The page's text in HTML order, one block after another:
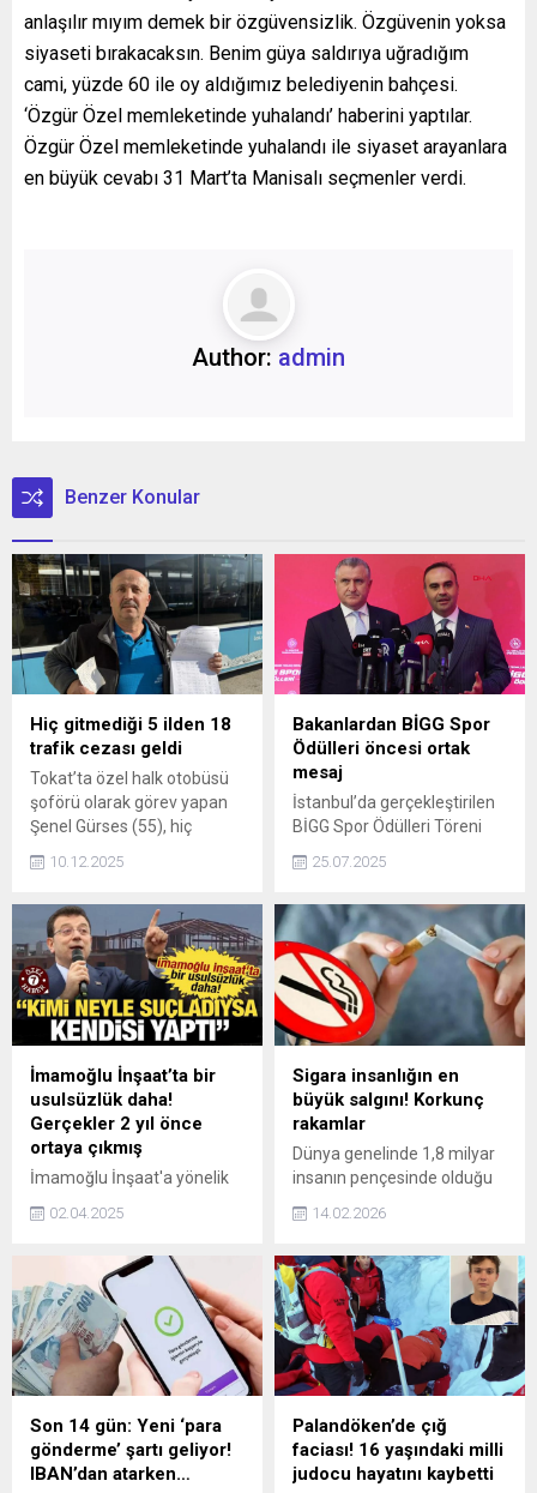
anlaşılır mıyım demek bir özgüvensizlik. Özgüvenin yoksa
siyaseti bırakacaksın. Benim güya saldırıya uğradığım
cami, yüzde 60 ile oy aldığımız belediyenin bahçesi.
‘Özgür Özel memleketinde yuhalandı’ haberini yaptılar.
Özgür Özel memleketinde yuhalandı ile siyaset arayanlara
en büyük cevabı 31 Mart’ta Manisalı seçmenler verdi.
Author: admin
Benzer Konular
Hiç gitmediği 5 ilden 18
trafik cezası geldi
Tokat’ta özel halk otobüsü
şoförü olarak görev yapan
Şenel Gürses (55), hiç
şehirden gelen 18 adet HGS
savcılığa suç duyurusunda
bulundu.
10.12.2025
Bakanlardan BİGG Spor
Ödülleri öncesi ortak
mesaj
İstanbul’da gerçekleştirilen
BİGG Spor Ödülleri Töreni
Bakanı Dr. Osman Aşkın Bak
Bakanı Mehmet Fatih Kacır
açıklamalarda bulundu.
25.07.2025
İmamoğlu İnşaat’ta bir
usulsüzlük daha!
Gerçekler 2 yıl önce
ortaya çıkmış
İmamoğlu İnşaat'a yönelik
Beylikdüzü'ndeki projelerde
ruhsata aykırı olduğu tespit
edildi. Gazeteci Cengiz
Alçayır ise kaçak yapılarına
ilişkin videoyu paylaşarak
Haber7'ye özel açıklama
yaptı.
02.04.2025
Sigara insanlığın en
büyük salgını! Korkunç
rakamlar
Dünya genelinde 1,8 milyar
insanın pençesinde olduğu
hayattan kopararak
kıyıma yol açıyor.
14.02.2026
Son 14 gün: Yeni ‘para
gönderme’ şartı geliyor!
IBAN’dan atarken…
Palandöken’de çığ
faciası! 16 yaşındaki milli
judocu hayatını kaybetti